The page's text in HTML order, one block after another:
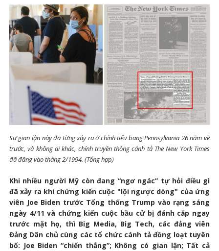
Sự gian lận này đã từng xảy ra ở chính tiểu bang Pennsylvania 26 năm về
trước, và không ai khác, chính truyền thông cánh tả The New York Times
đã đăng vào tháng 2/1994. (Tổng hợp)
Khi nhiều người Mỹ còn đang “ngơ ngác” tự hỏi điều gì
đã xảy ra khi chứng kiến cuộc "lội ngược dòng" của ứng
viên Joe Biden trước Tổng thống Trump vào rạng sáng
ngày 4/11 và chứng kiến cuộc bầu cử bị đánh cắp ngay
trước mặt họ, thì Big Media, Big Tech, các đảng viên
Đảng Dân chủ cùng các tổ chức cánh tả đồng loạt tuyên
bố: Joe Biden “chiến thắng”; Không có gian lận; Tất cả